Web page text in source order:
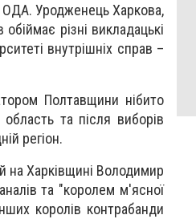
ОДА. Уродженець Харкова,
різні викладацькі
внутрішніх справ –
Полтавщини нібито
та після виборів
регіон.
на Харківщині Володимир
та "королем м'ясної
королів контрабанди